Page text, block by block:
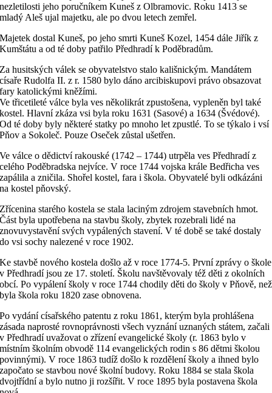
nezletilosti jeho poručníkem Kuneš z Olbramovic. Roku 1413 se
mladý Aleš ujal majetku, ale po dvou letech zemřel.
Majetek dostal Kuneš, po jeho smrti Kuneš Kozel, 1454 dále Jiřík z
Kumštátu a od té doby patřilo Předhradí k Poděbradům.
Za husitských válek se obyvatelstvo stalo kališnickým. Mandátem
císaře Rudolfa II. z r. 1580 bylo dáno arcibiskupovi právo obsazovat
fary katolickými kněžími.
Ve třicetileté válce byla ves několikrát zpustošena, vypleněn byl také
kostel. Hlavní zkáza vsi byla roku 1631 (Sasové) a 1634 (Švédové).
Od té doby byly některé statky po mnoho let zpustlé. To se týkalo i vsí
Pňov a Sokoleč. Pouze Oseček zůstal ušetřen.
Ve válce o dědictví rakouské (1742 – 1744) utrpěla ves Předhradí z
celého Poděbradska nejvíce. V roce 1744 vojska krále Bedřicha ves
zapálila a zničila. Shořel kostel, fara i škola. Obyvatelé byli odkázáni
na kostel pňovský.
Zřícenina starého kostela se stala laciným zdrojem stavebních hmot.
Část byla upotřebena na stavbu školy, zbytek rozebrali lidé na
znovuvystavění svých vypálených stavení. V té době se také dostaly
do vsi sochy nalezené v roce 1902.
Ke stavbě nového kostela došlo až v roce 1774-5. První zprávy o škole
v Předhradí jsou ze 17. století. Školu navštěvovaly též děti z okolních
obcí. Po vypálení školy v roce 1744 chodily děti do školy v Pňově, než
byla škola roku 1820 zase obnovena.
Po vydání císařského patentu z roku 1861, kterým byla prohlášena
zásada naprosté rovnoprávnosti všech vyznání uznaných státem, začali
v Předhradí uvažovat o zřízení evangelické školy (r. 1863 bylo v
místním školním obvodě 114 evangelických rodin s 86 dětmi školou
povinnými). V roce 1863 tudíž došlo k rozdělení školy a ihned bylo
započato se stavbou nové školní budovy. Roku 1884 se stala škola
dvojtřídní a bylo nutno ji rozšířit. V roce 1895 byla postavena škola